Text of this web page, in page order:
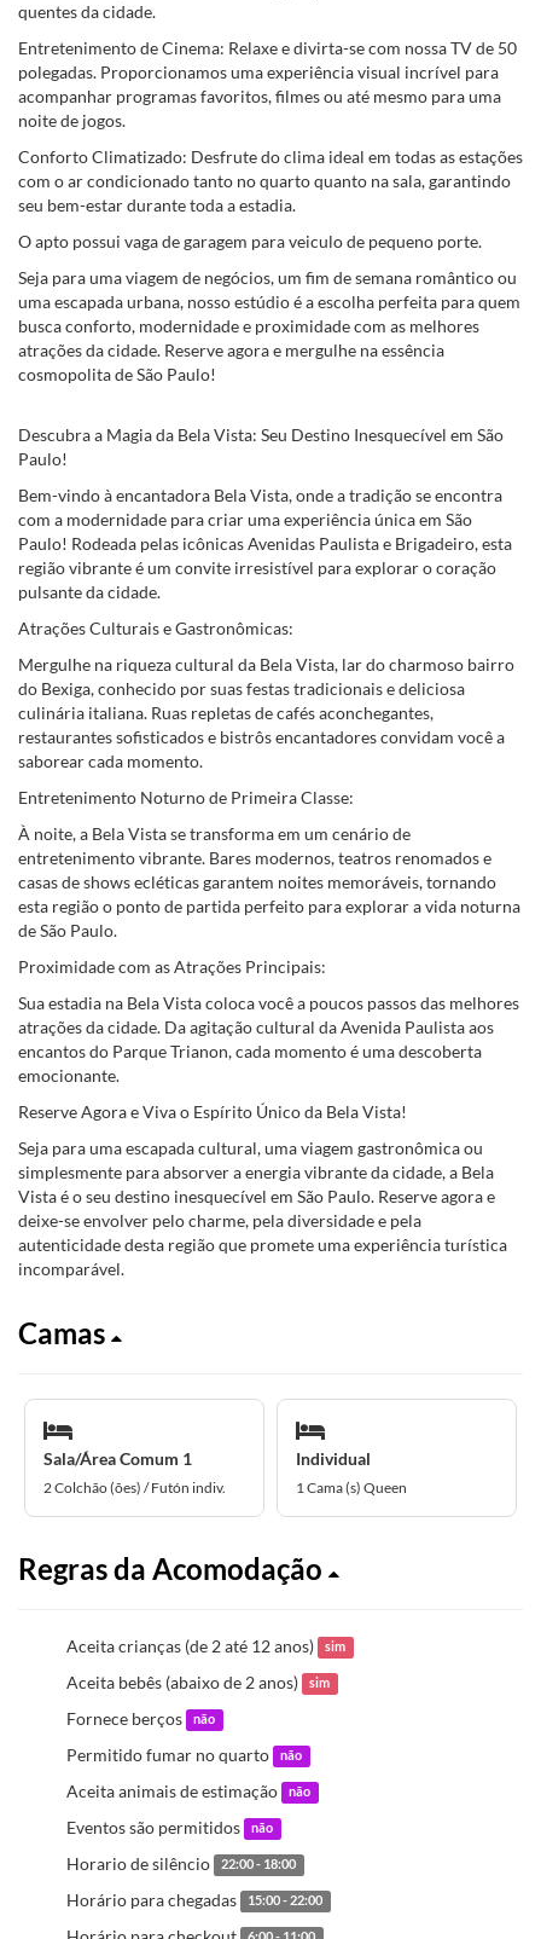
quentes da cidade.
Entretenimento de Cinema: Relaxe e divirta-se com nossa TV de 50
polegadas. Proporcionamos uma experiência visual incrível para
acompanhar programas favoritos, filmes ou até mesmo para uma
noite de jogos.
Conforto Climatizado: Desfrute do clima ideal em todas as estações
com o ar condicionado tanto no quarto quanto na sala, garantindo
seu bem-estar durante toda a estadia.
O apto possui vaga de garagem para veiculo de pequeno porte.
Seja para uma viagem de negócios, um fim de semana romântico ou
uma escapada urbana, nosso estúdio é a escolha perfeita para quem
busca conforto, modernidade e proximidade com as melhores
atrações da cidade. Reserve agora e mergulhe na essência
cosmopolita de São Paulo!
Descubra a Magia da Bela Vista: Seu Destino Inesquecível em São
Paulo!
Bem-vindo à encantadora Bela Vista, onde a tradição se encontra
com a modernidade para criar uma experiência única em São
Paulo! Rodeada pelas icônicas Avenidas Paulista e Brigadeiro, esta
região vibrante é um convite irresistível para explorar o coração
pulsante da cidade.
Atrações Culturais e Gastronômicas:
Mergulhe na riqueza cultural da Bela Vista, lar do charmoso bairro
do Bexiga, conhecido por suas festas tradicionais e deliciosa
culinária italiana. Ruas repletas de cafés aconchegantes,
restaurantes sofisticados e bistrôs encantadores convidam você a
saborear cada momento.
Entretenimento Noturno de Primeira Classe:
À noite, a Bela Vista se transforma em um cenário de
entretenimento vibrante. Bares modernos, teatros renomados e
casas de shows ecléticas garantem noites memoráveis, tornando
esta região o ponto de partida perfeito para explorar a vida noturna
de São Paulo.
Proximidade com as Atrações Principais:
Sua estadia na Bela Vista coloca você a poucos passos das melhores
atrações da cidade. Da agitação cultural da Avenida Paulista aos
encantos do Parque Trianon, cada momento é uma descoberta
emocionante.
Reserve Agora e Viva o Espírito Único da Bela Vista!
Seja para uma escapada cultural, uma viagem gastronômica ou
simplesmente para absorver a energia vibrante da cidade, a Bela
Vista é o seu destino inesquecível em São Paulo. Reserve agora e
deixe-se envolver pelo charme, pela diversidade e pela
autenticidade desta região que promete uma experiência turística
incomparável.
Camas
Sala/Área Comum 1
2 Colchão (ões) / Futón indiv.
Individual
1 Cama (s) Queen
Regras da Acomodação
Aceita crianças (de 2 até 12 anos) sim
Aceita bebês (abaixo de 2 anos) sim
Fornece berços não
Permitido fumar no quarto não
Aceita animais de estimação não
Eventos são permitidos não
Horario de silêncio 22:00 - 18:00
Horário para chegadas 15:00 - 22:00